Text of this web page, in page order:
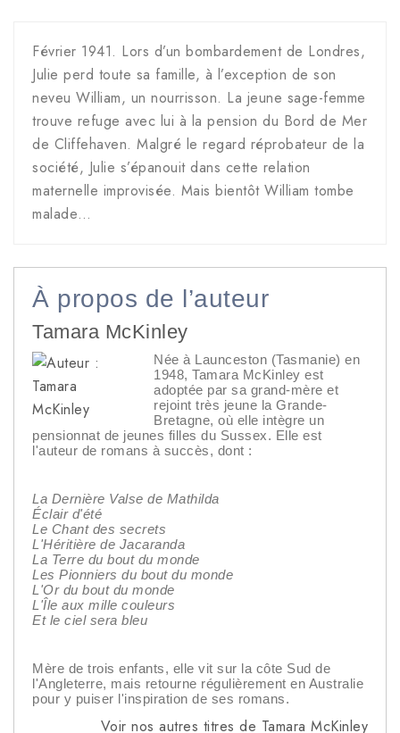
Février 1941. Lors d’un bombardement de Londres,
Julie perd toute sa famille, à l’exception de son
neveu William, un nourrisson. La jeune sage-femme
trouve refuge avec lui à la pension du Bord de Mer
de Cliffehaven. Malgré le regard réprobateur de la
société, Julie s’épanouit dans cette relation
maternelle improvisée. Mais bientôt William tombe
malade…
À propos de l’auteur
Tamara McKinley
Née à Launceston (Tasmanie) en
1948, Tamara McKinley est
adoptée par sa grand-mère et
rejoint très jeune la Grande-
Bretagne, où elle intègre un
pensionnat de jeunes filles du Sussex. Elle est
l'auteur de romans à succès, dont :
La Dernière Valse de Mathilda
Éclair d'été
Le Chant des secrets
L'Héritière de Jacaranda
La Terre du bout du monde
Les Pionniers du bout du monde
L'Or du bout du monde
L'Île aux mille couleurs
Et le ciel sera bleu
Mère de trois enfants, elle vit sur la côte Sud de
l'Angleterre, mais retourne régulièrement en Australie
pour y puiser l'inspiration de ses romans.
Voir nos autres titres de Tamara McKinley